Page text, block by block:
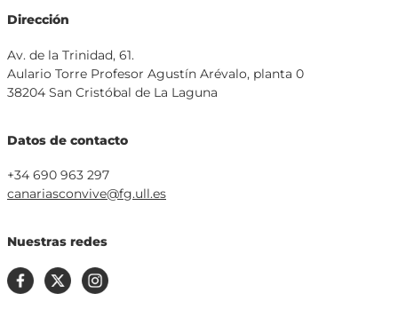
Dirección
Av. de la Trinidad, 61.
Aulario Torre Profesor Agustín Arévalo, planta 0
38204 San Cristóbal de La Laguna
Datos de contacto
+34 690 963 297
canariasconvive@fg.ull.es
Nuestras redes